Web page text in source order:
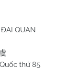
QUAN
thứ 85.